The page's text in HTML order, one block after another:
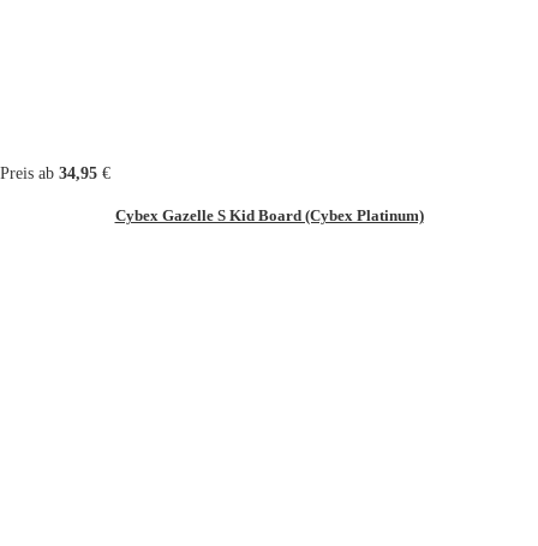
Preis ab 34,95 €
Cybex Gazelle S Kid Board (Cybex Platinum)